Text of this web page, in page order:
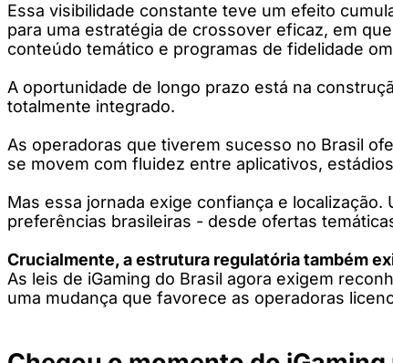
Essa visibilidade constante teve um efeito
para uma estratégia de crossover eficaz, em
conteúdo temático e programas de fidelidade
A oportunidade de longo prazo está na
totalmente integrado.
As operadoras que tiverem sucesso no Brasil
se movem com fluidez entre aplicativos,
Mas essa jornada exige confiança e
preferências brasileiras - desde ofertas
Crucialmente, a estrutura regulatória também
As leis de iGaming do Brasil agora exigem
uma mudança que favorece as operadoras